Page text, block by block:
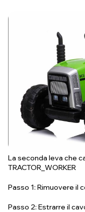
La seconda leva che
TRACTOR_WORKER
Passo 1: Rimuovere il
Passo 2: Estrarre il